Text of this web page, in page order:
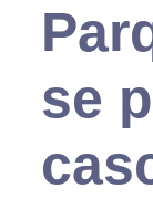
se